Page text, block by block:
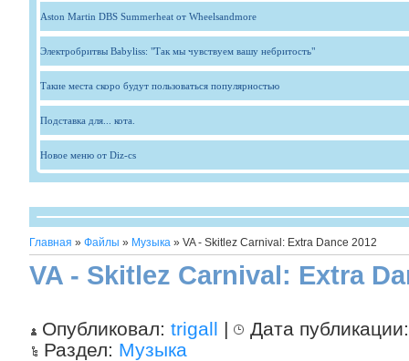
Aston Martin DBS Summerheat от Wheelsandmore
Электробритвы Babyliss: "Так мы чувствуем вашу небритость"
Такие места скоро будут пользоваться популярностью
Подставка для... кота.
Новое меню от Diz-cs
Главная » Файлы » Музыка » VA - Skitlez Carnival: Extra Dance 2012
VA - Skitlez Carnival: Extra
Опубликовал: trigall |
Дата
Раздел: Музыка